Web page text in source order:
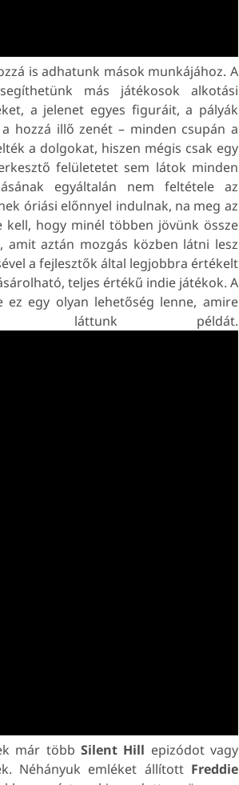
is adhatunk mások munkájához. A
más játékosok alkotási
a jelenet egyes figuráit, a pályák
hozzá illő zenét – minden csupán a
a dolgokat, hiszen mégis csak egy
felületetet sem látok minden
egyáltalán nem feltétele az
óriási előnnyel indulnak, na meg az
hogy minél többen jövünk össze
amit aztán mozgás közben látni lesz
a fejlesztők által legjobbra értékelt
teljes értékű indie játékok. A
ez egy olyan lehetőség lenne, amire
láttunk példát.
már több Silent Hill epizódot vagy
Néhányuk emléket állított Freddie